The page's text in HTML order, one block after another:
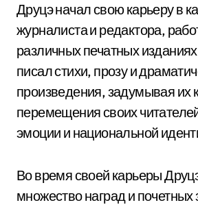
Друцэ начал свою карьеру в
журналиста и редактора,
различных печатных
писал стихи, прозу и
произведения, задумывая их
перемещения своих
эмоции и национальной
Во время своей карьеры
множество наград и